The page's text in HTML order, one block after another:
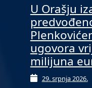
U Orašju
ugovora
milijuna
29. srpnja 2026.